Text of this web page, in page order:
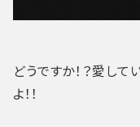
どうですか！？愛し
よ！！